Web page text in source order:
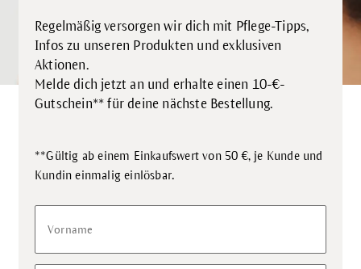
Regelmäßig versorgen wir dich mit Pflege-Tipps,
Infos zu unseren Produkten und exklusiven
Aktionen.
Melde dich jetzt an und erhalte einen 10-€-
Gutschein** für deine nächste Bestellung.
**Gültig ab einem Einkaufswert von 50 €, je Kunde und
Kundin einmalig einlösbar.
Vorname